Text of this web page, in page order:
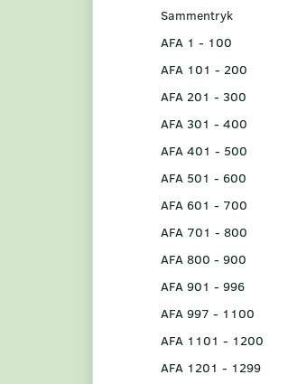
Sammentryk
AFA 1 - 100
AFA 101 - 200
AFA 201 - 300
AFA 301 - 400
AFA 401 - 500
AFA 501 - 600
AFA 601 - 700
AFA 701 - 800
AFA 800 - 900
AFA 901 - 996
AFA 997 - 1100
AFA 1101 - 1200
AFA 1201 - 1299